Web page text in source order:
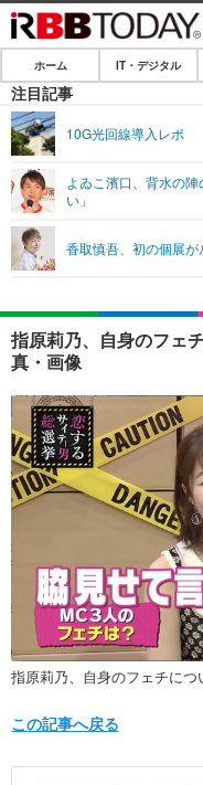
ホーム
IT・デジタル
ショッピング
SPEED TEST
エンタメ
エンタメTOP
音楽
ショッピング
ライフ
ライフTOP
ペット
その他
リリース一覧
プッシュ通知の停止方法
ホーム IT・デジタル
注目記事
10G光回線導入レポ
よゐこ濱口、背水の
い」
香取慎吾、初の個展
指原莉乃、自身のフェ
真・画像
指原莉乃、自身のフェチにつ
この記事へ戻る